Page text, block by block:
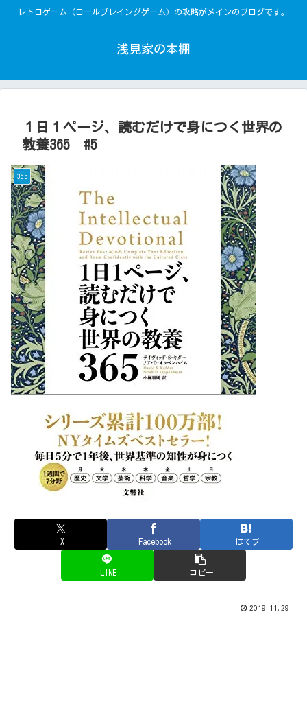
レトロゲーム（ロールプレイングゲーム）の攻略がメインのブログです。
浅見家の本棚
１日１ページ、読むだけで身につく世界の
教養365 #5
365
X Facebook はてブ
LINE コピー
2019.11.29